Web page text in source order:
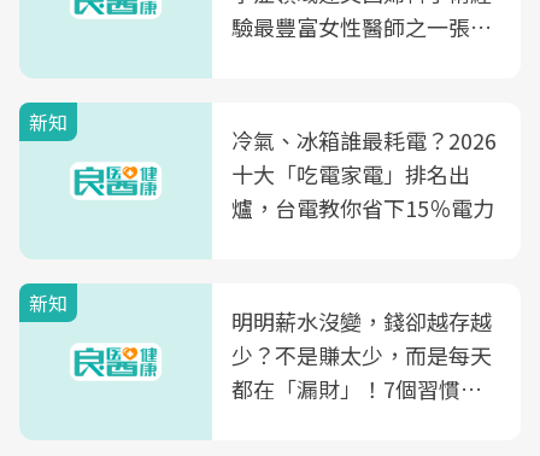
驗最豐富女性醫師之一張永
光田醫院建構360度女性健
康照護生態圈
新知
冷氣、冰箱誰最耗電？2026
十大「吃電家電」排名出
爐，台電教你省下15％電力
新知
明明薪水沒變，錢卻越存越
少？不是賺太少，而是每天
都在「漏財」！7個習慣一